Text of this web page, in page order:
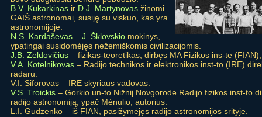
B.V. Kukarkinas ir D.J. Martynovas žinomi
GAIŠ astronomai, susiję su viskuo, kas yra
astronomijoje.
N.S. Kardaševas – J. Šklovskio mokinys,
ypatingai susidomėjęs nežemiškomis civilizacijomis.
J.B. Zeldovičius – fizikas-teoretikas, dirbęs MA Fizikos ins-te
V.A. Kotelnikovas – Radijo technikos ir elektronikos inst-to (IRE)
radaru.
V.I. Siforovas – IRE skyriaus vadovas.
V.S. Troickis – Gorkio un-to Nižnij Novgorode Radijo fizikos inst-to
radijo astronomiją, ypač Mėnulio, autorius.
L.I. Gudzenko – iš FIAN, pasižymėjęs radijo astronomijos srityje.